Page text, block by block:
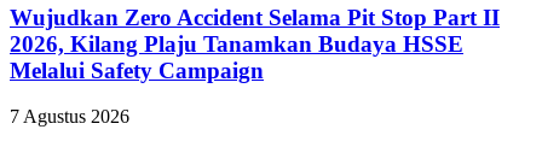
Accident
Selama
Pit
Stop
II
Wujudkan Zero Accident Selama Pit Stop Part II
2026, Kilang Plaju Tanamkan Budaya HSSE
Melalui Safety Campaign
RS
7 Agustus 2026